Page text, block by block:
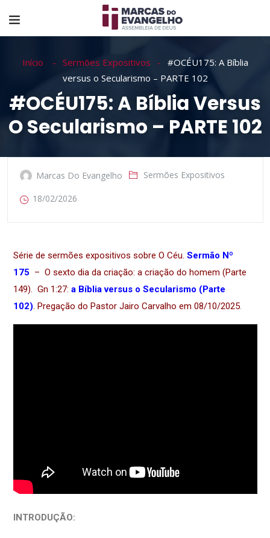
Início Sermões Expositivos
#OCÉU175: A Bíblia
versus o Secularismo – PARTE 102
#OCÉU175: A Bíblia Versus
O Secularismo – PARTE 102
Marcas Do Evangelho Sermões Expositivos
18/02/2026
Série de sermões expositivos sobre O Céu. Sermão Nº
175 – O sexto dia da criação: a criação do homem (Parte
149). Gn 1:27: a Bíblia versus o Secularismo (Parte
102). Pregação do Pastor Jairo Carvalho em 08/10/2025.
INTRODUÇÃO: